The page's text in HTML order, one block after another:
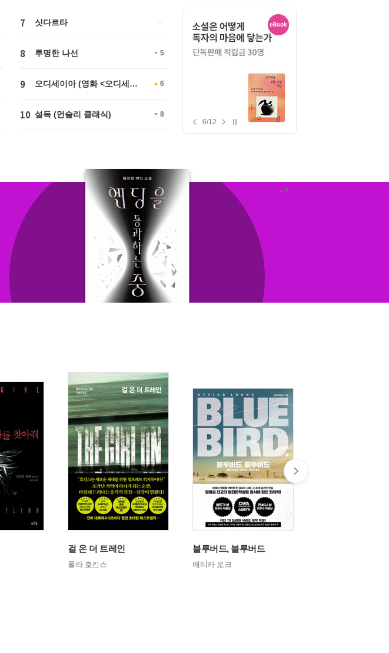
7 싯다르타
8 투명한 나선 5
9 오디세이아 (영화 <오디세이>
원작)
6
10 설득 (먼슬리 클래식)
8
7/12
1/4
걸 온 더 트레인
폴라 호킨스
블루버드, 블루버드
애티카 로크